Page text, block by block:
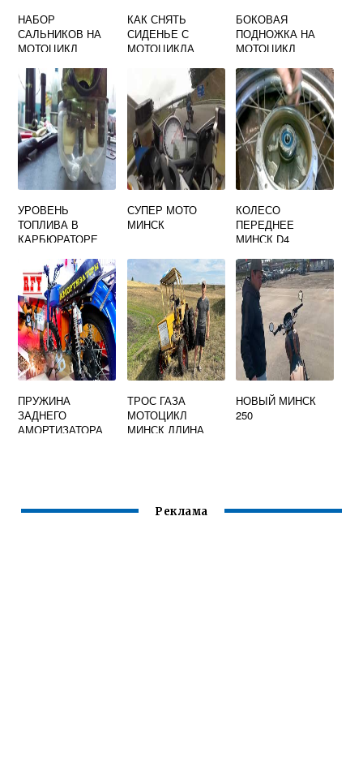
НАБОР
САЛЬНИКОВ НА
МОТОЦИКЛ
КАК СНЯТЬ
СИДЕНЬЕ С
МОТОЦИКЛА
БОКОВАЯ
ПОДНОЖКА НА
МОТОЦИКЛ
УРОВЕНЬ
ТОПЛИВА В
КАРБЮРАТОРЕ
МИНСК
СУПЕР МОТО
МИНСК
КОЛЕСО
ПЕРЕДНЕЕ
МИНСК D4
ПРУЖИНА
ЗАДНЕГО
АМОРТИЗАТОРА
ТРОС ГАЗА
МОТОЦИКЛ
МИНСК ДЛИНА
НОВЫЙ МИНСК
250
Реклама